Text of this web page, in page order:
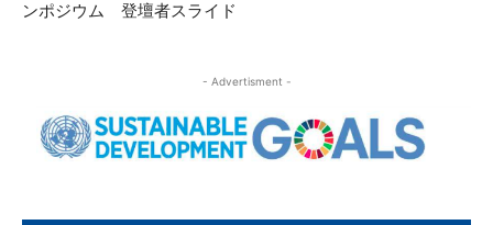
ンポジウム 登壇者スライド
- Advertisment -